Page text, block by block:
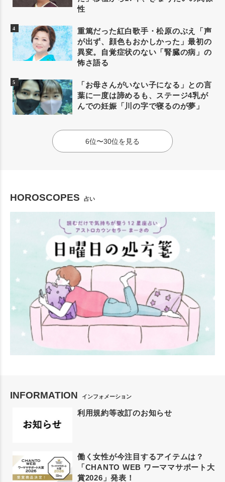
性
重篤だった紅白歌手・松原のぶえ「声
が出ず、顔色もおかしかった」最初の
異変。自覚症状のない「腎臓の病」の
怖さ語る
「お母さんがいない子になる」との言
葉に一度は諦めるも、ステージ4乳が
んでの妊娠「川の字で寝るのが夢」
6位〜30位を見る
HOROSCOPES 占い
INFORMATION インフォメーション
利用規約等改訂のお知らせ
働く女性が今注目するアイテムは？
「CHANTO WEB ワーママサポート大
賞2026」発表！